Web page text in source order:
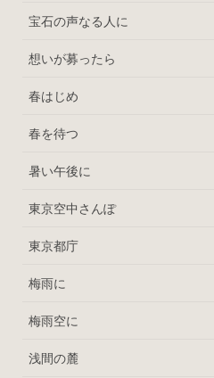
宝石の声なる人に
想いが募ったら
春はじめ
春を待つ
暑い午後に
東京空中さんぽ
東京都庁
梅雨に
梅雨空に
浅間の麓